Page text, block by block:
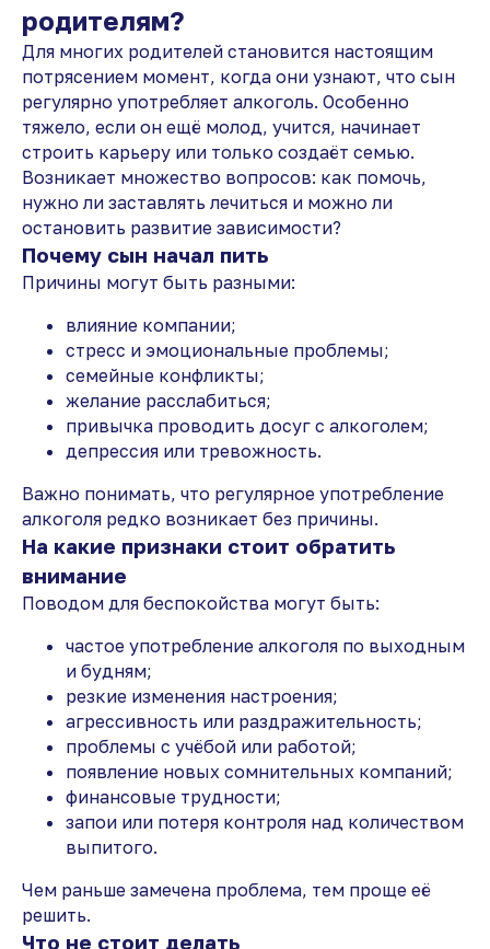
родителям?
Для многих родителей становится настоящим
потрясением момент, когда они узнают, что сын
регулярно употребляет алкоголь. Особенно
тяжело, если он ещё молод, учится, начинает
строить карьеру или только создаёт семью.
Возникает множество вопросов: как помочь,
нужно ли заставлять лечиться и можно ли
остановить развитие зависимости?
Почему сын начал пить
Причины могут быть разными:
влияние компании;
стресс и эмоциональные проблемы;
семейные конфликты;
желание расслабиться;
привычка проводить досуг с алкоголем;
депрессия или тревожность.
Важно понимать, что регулярное употребление
алкоголя редко возникает без причины.
На какие признаки стоит обратить
внимание
Поводом для беспокойства могут быть:
частое употребление алкоголя по выходным
и будням;
резкие изменения настроения;
агрессивность или раздражительность;
проблемы с учёбой или работой;
появление новых сомнительных компаний;
финансовые трудности;
запои или потеря контроля над количеством
выпитого.
Чем раньше замечена проблема, тем проще её
решить.
Что не стоит делать